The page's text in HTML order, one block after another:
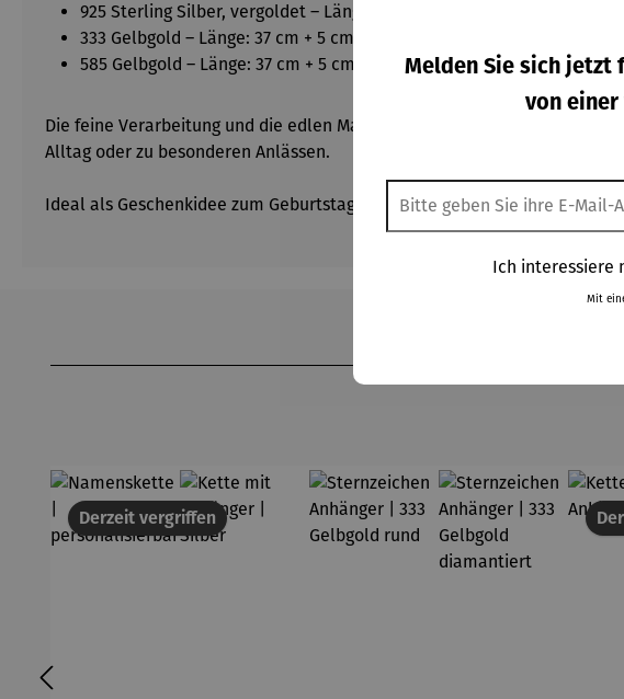
925 Sterling Silber, vergoldet – Länge: 42 cm + 3 cm Verlängerung
333 Gelbgold – Länge: 37 cm + 5 cm Verlängerung
585 Gelbgold – Länge: 37 cm + 5 cm Verlängerung
Die feine Verarbeitung und die edlen Materialien machen die Kette
Alltag oder zu besonderen Anlässen.
Ideal als Geschenkidee zum Geburtstag, Valentinstag, Muttertag oder
Derzeit vergriffen
Melden Sie sich jetzt
von
Ich interessiere
Mit